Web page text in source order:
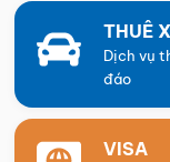
THUÊ
Dịch vụ
đáo
VISA